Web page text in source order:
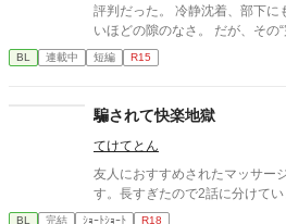
評判だった。 冷静沈着、部下に
いほどの隙のなさ。 だが、その
も想像していなかった。 入社三年目の篠原は、榊の直属の部下。
真面目だが強気で、どこか挑発
原は上司に向かって、いつもの
んな顔、部下には見せないんで
情。 その弱さを見逃さず、篠原
「強がらなくていいですよ。俺
タイを掴む。 引き寄せられた瞬
BL 連載中 短編 R15
騙されて快楽地獄
てけてとん
友人におすすめされたマッサー
す。長すぎたので2話に分けてい
BL 完結 ｼｮｰﾄｼｮｰﾄ R18